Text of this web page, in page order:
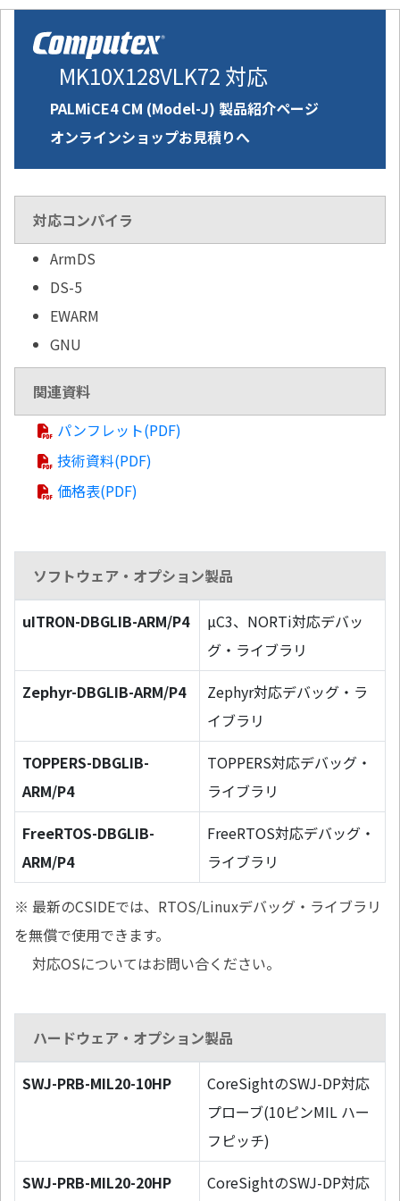
MK10X128VLK72 対応
PALMiCE4 CM (Model-J) 製品紹介ページ
オンラインショップお見積りへ
対応コンパイラ
ArmDS
DS-5
EWARM
GNU
関連資料
パンフレット(PDF)
技術資料(PDF)
価格表(PDF)
ソフトウェア・オプション製品
uITRON-DBGLIB-ARM/P4
µC3、NORTi対応デバッ
グ・ライブラリ
Zephyr-DBGLIB-ARM/P4
Zephyr対応デバッグ・ラ
イブラリ
TOPPERS-DBGLIB-
ARM/P4
TOPPERS対応デバッグ・
ライブラリ
FreeRTOS-DBGLIB-
ARM/P4
FreeRTOS対応デバッグ・
ライブラリ
※ 最新のCSIDEでは、RTOS/Linuxデバッグ・ライブラリ
を無償で使用できます。
対応OSについてはお問い合ください。
ハードウェア・オプション製品
SWJ-PRB-MIL20-10HP
CoreSightのSWJ-DP対応
プローブ(10ピンMIL ハー
フピッチ)
SWJ-PRB-MIL20-20HP
CoreSightのSWJ-DP対応